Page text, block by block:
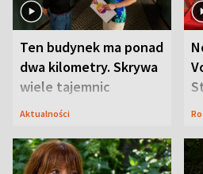
Ten budynek ma ponad
dwa kilometry. Skrywa
wiele tajemnic
Aktualności